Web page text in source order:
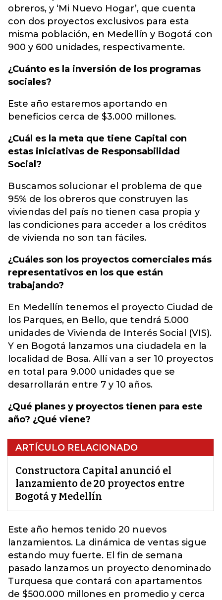
obreros, y ‘Mi Nuevo Hogar’, que cuenta
con dos proyectos exclusivos para esta
misma población, en Medellín y Bogotá con
900 y 600 unidades, respectivamente.
¿Cuánto es la inversión de los programas
sociales?
Este año estaremos aportando en
beneficios cerca de $3.000 millones.
¿Cuál es la meta que tiene Capital con
estas iniciativas de Responsabilidad
Social?
Buscamos solucionar el problema de que
95% de los obreros que construyen las
viviendas del país no tienen casa propia y
las condiciones para acceder a los créditos
de vivienda no son tan fáciles.
¿Cuáles son los proyectos comerciales más
representativos en los que están
trabajando?
En Medellín tenemos el proyecto Ciudad de
los Parques, en Bello, que tendrá 5.000
unidades de Vivienda de Interés Social (VIS).
Y en Bogotá lanzamos una ciudadela en la
localidad de Bosa. Allí van a ser 10 proyectos
en total para 9.000 unidades que se
desarrollarán entre 7 y 10 años.
¿Qué planes y proyectos tienen para este
año? ¿Qué viene?
ARTÍCULO RELACIONADO
Constructora Capital anunció el
lanzamiento de 20 proyectos entre
Bogotá y Medellín
Este año hemos tenido 20 nuevos
lanzamientos. La dinámica de ventas sigue
estando muy fuerte. El fin de semana
pasado lanzamos un proyecto denominado
Turquesa que contará con apartamentos
de $500.000 millones en promedio y cerca